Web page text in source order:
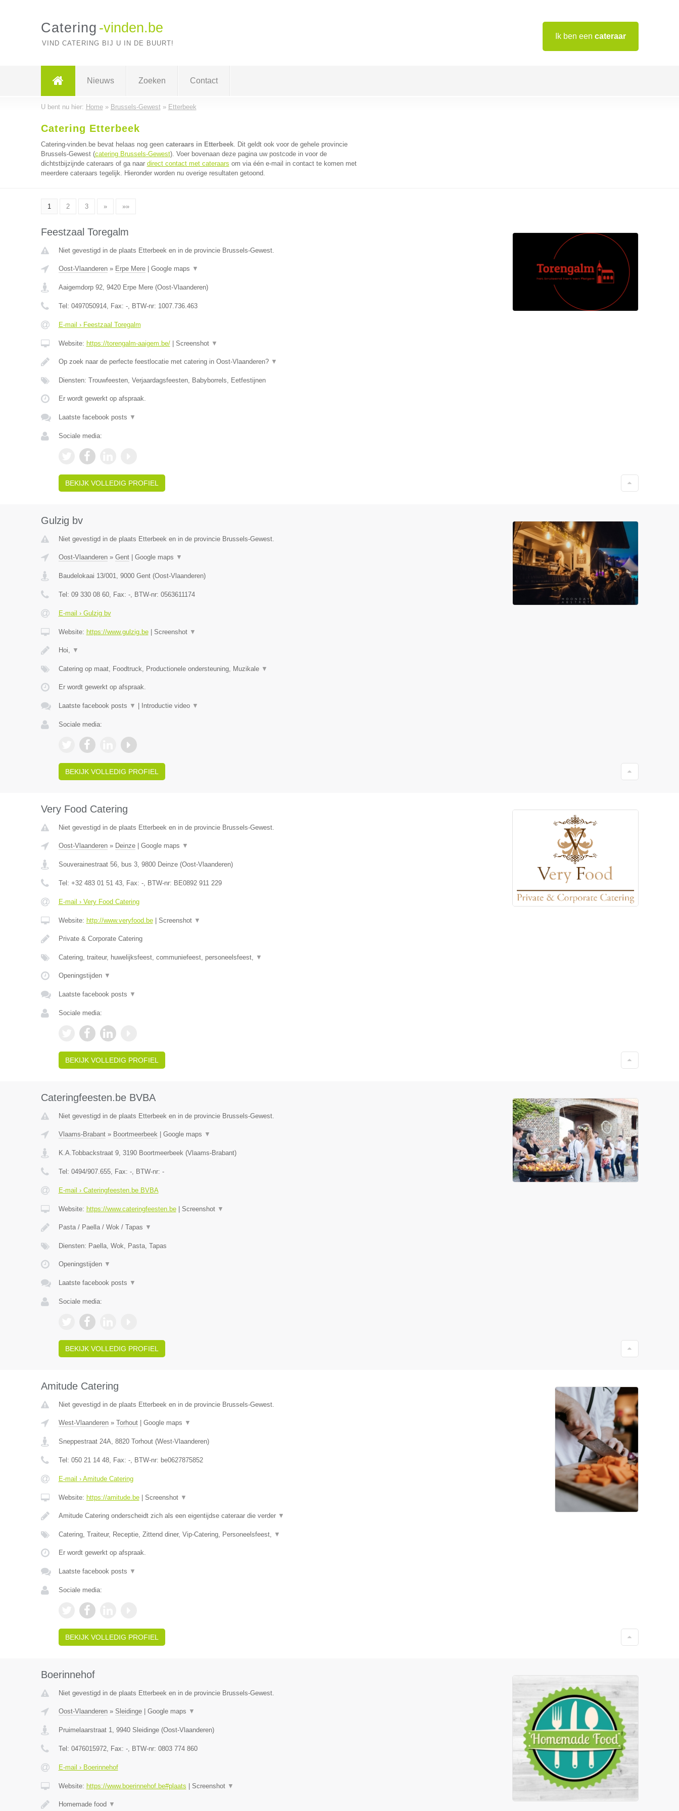
Ik ben een cateraar
Catering -vinden.be
VIND CATERING BIJ U IN DE BUURT!
Nieuws Zoeken Contact
U bent nu hier: Home» Brussels-Gewest» Etterbeek
Catering Etterbeek
Catering-vinden.be bevat helaas nog geen cateraars in Etterbeek. Dit geldt ook voor de gehele provincie
Brussels-Gewest (catering Brussels-Gewest). Voer bovenaan deze pagina uw postcode in voor de
dichtstbijzijnde cateraars of ga naar direct contact met cateraars om via één e-mail in contact te komen met
meerdere cateraars tegelijk. Hieronder worden nu overige resultaten getoond.
1 2 3 » »»
Feestzaal Toregalm
Niet gevestigd in de plaats Etterbeek en in de provincie Brussels-Gewest.
Oost-Vlaanderen» Erpe Mere| Google maps ▼
Aaigemdorp 92, 9420 Erpe Mere(Oost-Vlaanderen)
Tel: 0497050914, Fax: -, BTW-nr: 1007.736.463
E-mail › Feestzaal Toregalm
Website: https://torengalm-aaigem.be/| Screenshot ▼
Op zoek naar de perfecte feestlocatie met catering in Oost-Vlaanderen? ▼
Diensten: Trouwfeesten, Verjaardagsfeesten, Babyborrels, Eetfestijnen
Er wordt gewerkt op afspraak.
Laatste facebook posts ▼
Sociale media:
BEKIJK VOLLEDIG PROFIEL
Gulzig bv
Niet gevestigd in de plaats Etterbeek en in de provincie Brussels-Gewest.
Oost-Vlaanderen» Gent| Google maps ▼
Baudelokaai 13/001, 9000 Gent(Oost-Vlaanderen)
Tel: 09 330 08 60, Fax: -, BTW-nr: 0563611174
E-mail › Gulzig bv
Website: https://www.gulzig.be| Screenshot ▼
Hoi, ▼
Catering op maat, Foodtruck, Productionele ondersteuning, Muzikale ▼
Er wordt gewerkt op afspraak.
Laatste facebook posts ▼ Introductie video ▼
Sociale media:
BEKIJK VOLLEDIG PROFIEL
Very Food Catering
Niet gevestigd in de plaats Etterbeek en in de provincie Brussels-Gewest.
Oost-Vlaanderen» Deinze| Google maps ▼
Souverainestraat 56, bus 3, 9800 Deinze(Oost-Vlaanderen)
Tel: +32 483 01 51 43, Fax: -, BTW-nr: BE0892 911 229
E-mail › Very Food Catering
Website: http://www.veryfood.be| Screenshot ▼
Private & Corporate Catering
Catering, traiteur, huwelijksfeest, communiefeest, personeelsfeest, ▼
Openingstijden ▼
Laatste facebook posts ▼
Sociale media:
BEKIJK VOLLEDIG PROFIEL
Cateringfeesten.be BVBA
Niet gevestigd in de plaats Etterbeek en in de provincie Brussels-Gewest.
Vlaams-Brabant» Boortmeerbeek| Google maps ▼
K.A.Tobbackstraat 9, 3190 Boortmeerbeek(Vlaams-Brabant)
Tel: 0494/907.655, Fax: -, BTW-nr: -
E-mail › Cateringfeesten.be BVBA
Website: https://www.cateringfeesten.be| Screenshot ▼
Pasta / Paella / Wok / Tapas ▼
Diensten: Paella, Wok, Pasta, Tapas
Openingstijden ▼
Laatste facebook posts ▼
Sociale media:
BEKIJK VOLLEDIG PROFIEL
Amitude Catering
Niet gevestigd in de plaats Etterbeek en in de provincie Brussels-Gewest.
West-Vlaanderen» Torhout| Google maps ▼
Sneppestraat 24A, 8820 Torhout(West-Vlaanderen)
Tel: 050 21 14 48, Fax: -, BTW-nr: be0627875852
E-mail › Amitude Catering
Website: https://amitude.be| Screenshot ▼
Amitude Catering onderscheidt zich als een eigentijdse cateraar die verder ▼
Catering, Traiteur, Receptie, Zittend diner, Vip-Catering, Personeelsfeest, ▼
Er wordt gewerkt op afspraak.
Laatste facebook posts ▼
Sociale media:
BEKIJK VOLLEDIG PROFIEL
Boerinnehof
Niet gevestigd in de plaats Etterbeek en in de provincie Brussels-Gewest.
Oost-Vlaanderen» Sleidinge| Google maps ▼
Pruimelaarstraat 1, 9940 Sleidinge(Oost-Vlaanderen)
Tel: 0476015972, Fax: -, BTW-nr: 0803 774 860
E-mail › Boerinnehof
Website: https://www.boerinnehof.be#plaats Screenshot ▼
Homemade food ▼